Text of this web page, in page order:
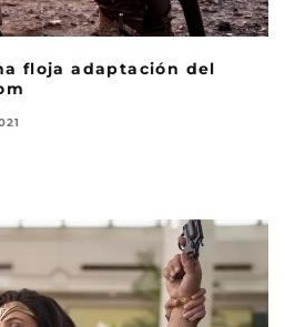
floja adaptación del